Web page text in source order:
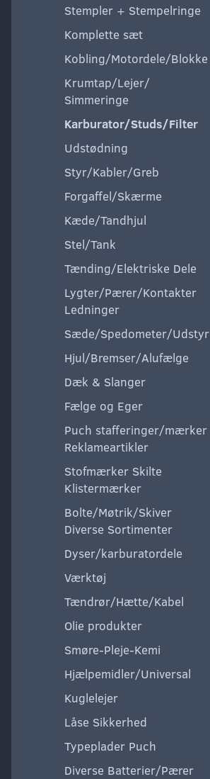
Stempler + Stempelringe
Komplette sæt
Kobling/Motordele/Blokke
Krumtap/Lejer/
Simmeringe
Karburator/Studs/Filter
Udstødning
Styr/Kabler/Greb
Forgaffel/Skærme
Kæde/Tandhjul
Stel/Tank
Tænding/Elektriske Dele
Lygter/Pærer/Kontakter
Ledninger
Sæde/Spedometer/Udstyr
Hjul/Bremser/Alufælge
Dæk & Slanger
Fælge og Eger
Puch stafferinger/mærker
Reklameartikler
Stofmærker Skilte
Klistermærker
Bolte/Møtrik/Skiver
Diverse Sortimenter
Dyser/karburatordele
Værktøj
Tændrør/Hætte/Kabel
Olie produkter
Smøre-Pleje-Kemi
Hjælpemidler/Universal
Kuglelejer
Låse Sikkerhed
Typeplader Puch
Diverse Batterier/Pærer